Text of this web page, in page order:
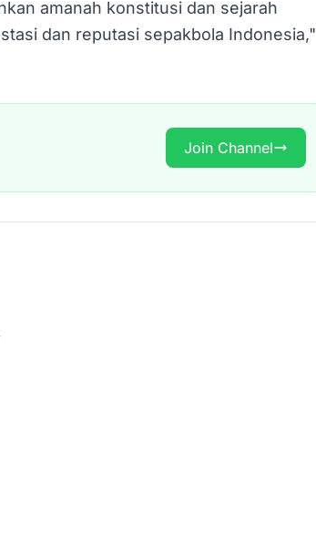
amanah konstitusi dan sejarah
dan reputasi sepakbola Indonesia,"
Join Channel